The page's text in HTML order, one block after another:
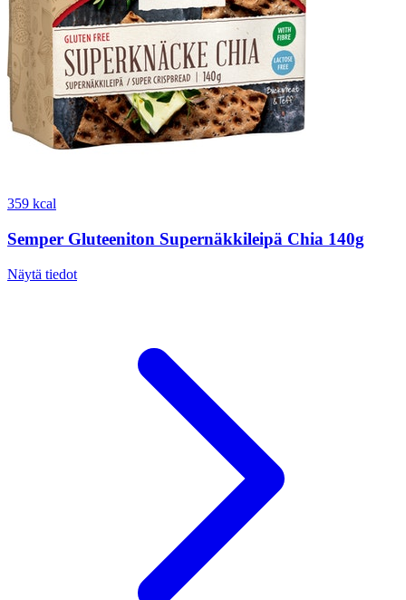
359 kcal
Semper Gluteeniton Supernäkkileipä Chia 140g
Näytä tiedot